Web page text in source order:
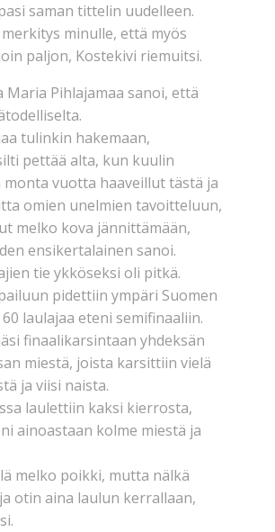
saman tittelin uudelleen.
minulle, että myös
paljon, Kostekivi riemuitsi.
Maria Pihlajamaa sanoi, että
tulinkin hakemaan,
pettää alta, kun kuulin
monta vuotta haaveillut tästä ja
omien unelmien tavoitteluun,
melko kova jännittämään,
ensikertalainen sanoi.
tie ykköseksi oli pitkä.
pidettiin ympäri Suomen
laulajaa eteni semifinaaliin.
finaalikarsintaan yhdeksän
miestä, joista karsittiin vielä
ja viisi naista.
laulettiin kaksi kierrosta,
ainoastaan kolme miestä ja
melko poikki, mutta nälkä
otin aina laulun kerrallaan,